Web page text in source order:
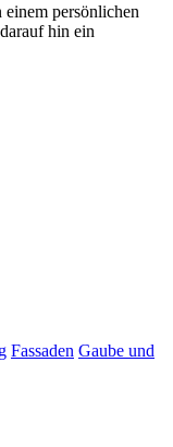
persönlichen
hin ein
Fassaden Gaube und